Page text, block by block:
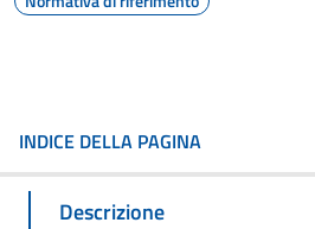
INDICE DELLA PAGINA
Descrizione